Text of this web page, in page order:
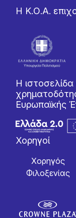
Η Κ.Ο.Α.
Η
Ευρωπαϊκής
Χορηγοί
Χορηγός
Φιλοξενίας